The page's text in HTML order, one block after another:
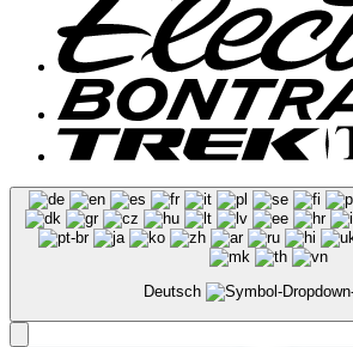
Deutsch